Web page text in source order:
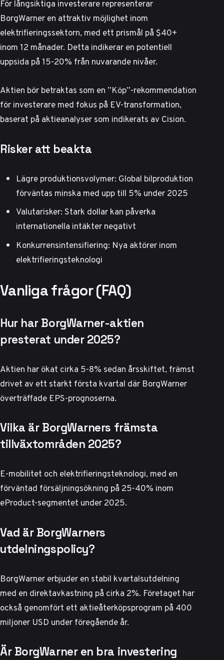
För långsiktiga investerare representerar
BorgWarner en attraktiv möjlighet inom
elektrifieringssektorn, med ett prismål på $40+
inom 12 månader. Detta indikerar en potentiell
uppsida på 15-20% från nuvarande nivåer.
Aktien bör betraktas som en ”Köp”-rekommendation
för investerare med fokus på EV-transformation,
baserat på aktieanalyser som indikerats av Cision.
Risker att beakta
Lägre produktionsvolymer: Global bilproduktion
förväntas minska med upp till 5% under 2025
Valutarisker: Stark dollar kan påverka
internationella intäkter negativt
Konkurrensintensifiering: Nya aktörer inom
elektrifieringsteknologi
Vanliga frågor (FAQ)
Hur har BorgWarner-aktien
presterat under 2025?
Aktien har ökat cirka 5-8% sedan årsskiftet, främst
drivet av ett starkt första kvartal där BorgWarner
överträffade EPS-prognoserna.
Vilka är BorgWarners främsta
tillväxtområden 2025?
E-mobilitet och elektrifieringsteknologi, med en
förväntad försäljningsökning på 25-40% inom
eProduct-segmentet under 2025.
Vad är BorgWarners
utdelningspolicy?
BorgWarner erbjuder en stabil kvartalsutdelning
med en direktavkastning på cirka 2%. Företaget har
också genomfört ett aktieåterköpsprogram på 400
miljoner USD under föregående år.
Är BorgWarner en bra investering